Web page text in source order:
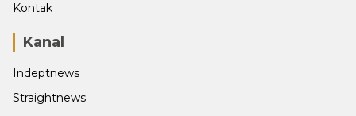
Kontak
Kanal
Indeptnews
Straightnews